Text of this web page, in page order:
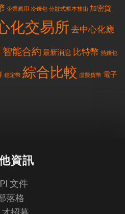
企業應用 冷錢包 分散式帳本技術 加密貨
化交易所 去中心化應
智能合約 最新消息 比特幣 熱錢包
穩定幣 綜合比較 虛擬貨幣 電子
資訊
文件
落格